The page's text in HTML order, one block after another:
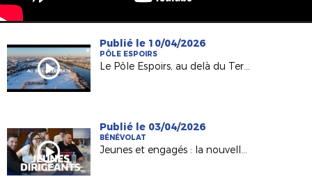
Publié le 10/04/2026
PÔLE ESPOIRS
Le Pôle Espoirs, au delà du Terrain
Publié le 03/04/2026
BÉNÉVOLAT
Jeunes et engagés : la nouvelle génération de dirigeants